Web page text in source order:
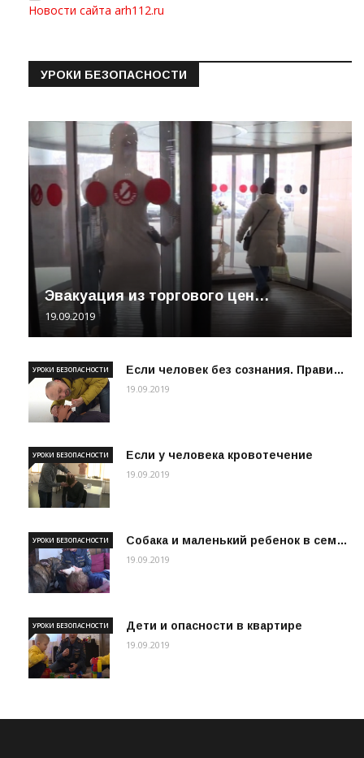
Новости сайта arh112.ru
УРОКИ БЕЗОПАСНОСТИ
Эвакуация из торгового цен…
19.09.2019
Если человек без сознания. Прави…
УРОКИ БЕЗОПАСНОСТИ
19.09.2019
Если у человека кровотечение
УРОКИ БЕЗОПАСНОСТИ
19.09.2019
Собака и маленький ребенок в сем…
УРОКИ БЕЗОПАСНОСТИ
19.09.2019
Дети и опасности в квартире
УРОКИ БЕЗОПАСНОСТИ
19.09.2019